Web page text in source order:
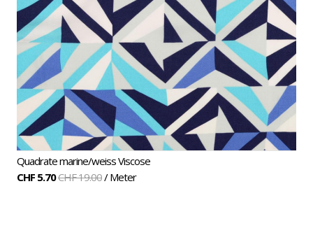
Quadrate marine/weiss Viscose
CHF 5.70CHF 19.00/ Meter